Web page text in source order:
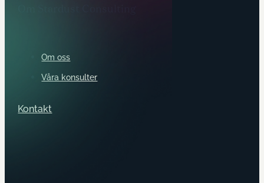
Om oss
Våra konsulter
Kontakt